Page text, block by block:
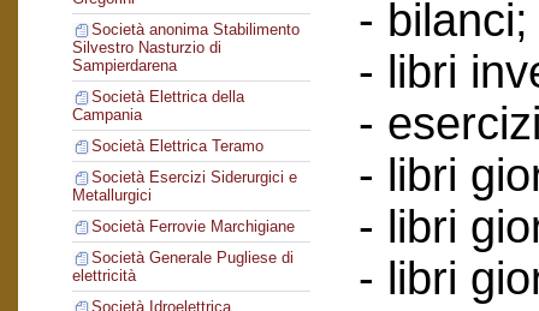
Società anonima Stabilimento
Silvestro Nasturzio di
Sampierdarena
Società Elettrica della
Campania
Società Elettrica Teramo
Società Esercizi Siderurgici e
Metallurgici
Società Ferrovie Marchigiane
Società Generale Pugliese di
elettricità
Società Idroelettrica
- bilanci;
- libri
-
- libri
- libri
- libri